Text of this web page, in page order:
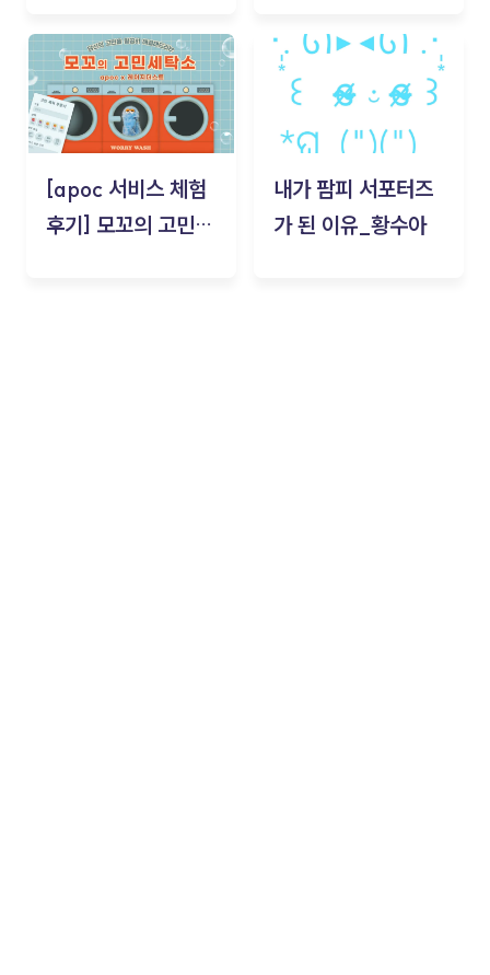
김태현
[apoc 서비스 체험
후기] 모꼬의 고민세
내가 팜피 서포터즈
가 된 이유_황수아